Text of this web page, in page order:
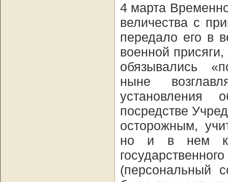
4 марта
величества с
передало его в
военной
обязывались
ныне
установления
посредстве
осторожным,
но и в нем
(персональный